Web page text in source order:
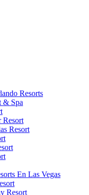
Resorts
& Spa
Resort
Resort
En Las Vegas
Resort